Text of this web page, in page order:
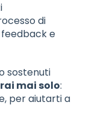
di
e
sostenuti
mai solo:
per aiutarti a